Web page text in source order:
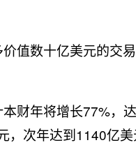
值数十亿美元的交
财年将增长77%，
，次年达到1140亿